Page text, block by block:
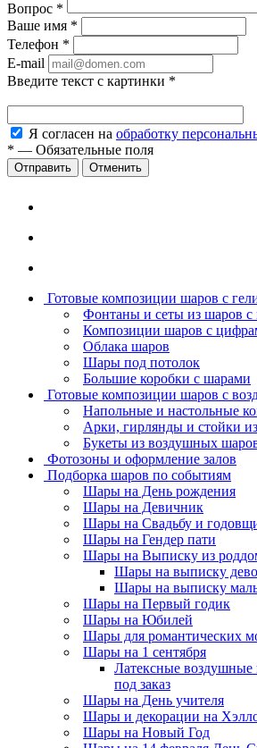
Вопрос *
Ваше имя *
Телефон *
E-mail
Введите текст с картинки *
Я согласен на обработку
* — Обязательные поля
Отменить
Готовые композиции шаров с
Фонтаны и сеты из шаров с
Композиции шаров с
Облака шаров
Шары под потолок
Большие коробки с шарами
Готовые композиции шаров с
Напольные и настольные
Арки, гирлянды и стойки
Букеты из воздушных
Фотозоны и оформление залов
Подборка шаров по событиям
Шары на День рождения
Шары на Девичник
Шары на Свадьбу и
Шары на Гендер пати
Шары на Выписку из
Шары на выписку
Шары на выписку
Шары на Первый годик
Шары на Юбилей
Шары для романтических
Шары на 1 сентября
Латексные воздушные
под заказ
Шары на День учителя
Шары и декорации на
Шары на Новый Год